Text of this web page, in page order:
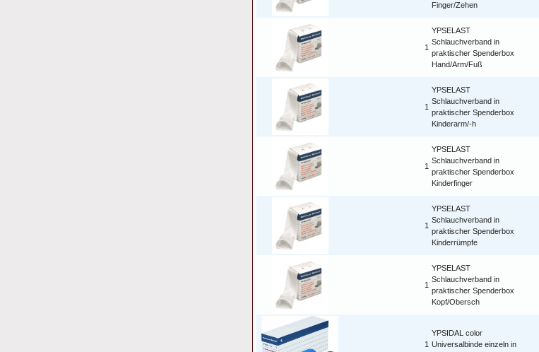
Finger/Zehen
1
YPSELAST
Schlauchverband in
praktischer Spenderbox
Hand/Arm/Fuß
1
YPSELAST
Schlauchverband in
praktischer Spenderbox
Kinderarm/-h
1
YPSELAST
Schlauchverband in
praktischer Spenderbox
Kinderfinger
1
YPSELAST
Schlauchverband in
praktischer Spenderbox
Kinderrümpfe
1
YPSELAST
Schlauchverband in
praktischer Spenderbox
Kopf/Obersch
1
YPSIDAL color
Universalbinde einzeln in